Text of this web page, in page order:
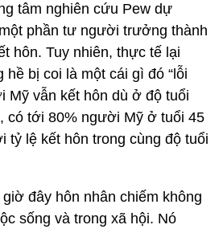
tâm nghiên cứu Pew dự
phần tư người trưởng thành
hôn. Tuy nhiên, thực tế lại
hề bị coi là một cái gì đó “lỗi
Mỹ vẫn kết hôn dù ở độ tuổi
có tới 80% người Mỹ ở tuổi 45
tỷ lệ kết hôn trong cùng độ tuổi
đây hôn nhân chiếm không
sống và trong xã hội. Nó